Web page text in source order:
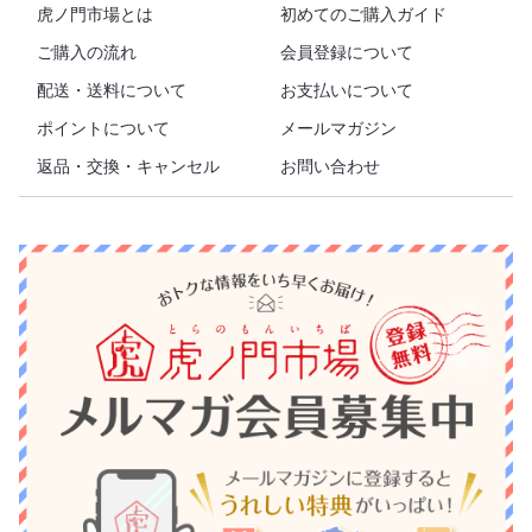
虎ノ門市場とは
初めてのご購入ガイド
ご購入の流れ
会員登録について
配送・送料について
お支払いについて
ポイントについて
メールマガジン
返品・交換・キャンセル
お問い合わせ